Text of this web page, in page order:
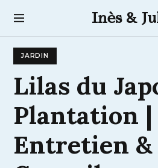
Inès &
JARDIN
Lilas du
Plantation |
Entretien &